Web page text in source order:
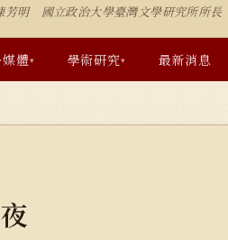
明 國立政治大學臺灣文學研究所所長
體▾ 學術研究▾ 最新消息